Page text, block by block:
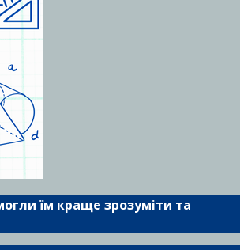
їм краще зрозуміти та